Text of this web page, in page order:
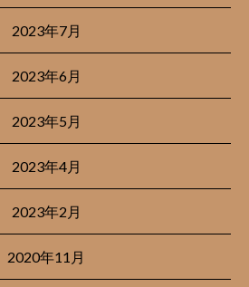
2023年7月
2023年6月
2023年5月
2023年4月
2023年2月
2020年11月